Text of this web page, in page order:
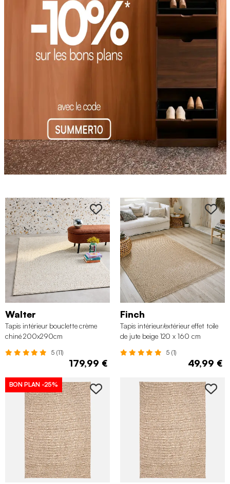
Walter
Tapis intérieur bouclette crème
chiné 200x290cm
5 (11)
179,99 €
Finch
Tapis intérieur/extérieur effet toile
de jute beige 120 x 160 cm
5 (1)
49,99 €
BON PLAN -25%